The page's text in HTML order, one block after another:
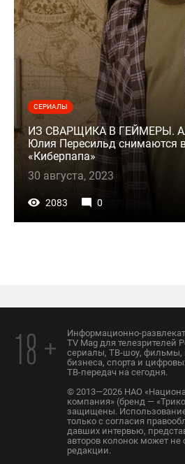
СЕРИАЛЫ
ИЗ СВАРЩИКА В ГЕЙМЕРЫ.
Юлия Пересильд снимаются
«Киберпапа»
30 августа, 2023
2083 0
18 +
Информационно-
TV Mag для телезрителей
сериалы, ТВ-шоу, фильмы,
бизнеса, спорта и
ТВ-передач на сегодня.
© 2013—2026 НАО
компания» (бренд —
защищены.
только с согласия
давших интервью,
авторов колонок может
редакции.